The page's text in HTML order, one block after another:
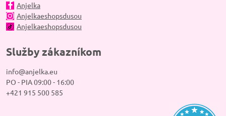
Anjelka
Anjelkaeshopsdusou
Anjelkaeshopsdusou
Služby zákazníkom
info@anjelka.eu
PO - PIA 09:00 - 16:00
+421 915 500 585